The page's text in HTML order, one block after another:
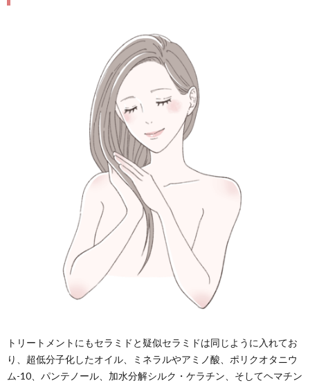
トリートメントにもセラミドと疑似セラミドは同じように入れてお
り、超低分子化したオイル、ミネラルやアミノ酸、ポリクオタニウ
ム-10、パンテノール、加水分解シルク・ケラチン、そしてヘマチン